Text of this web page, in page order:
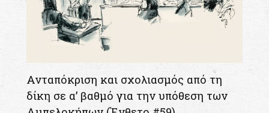
Ανταπόκριση και σχολιασμός από τη
δίκη σε α’ βαθμό για την υπόθεση των